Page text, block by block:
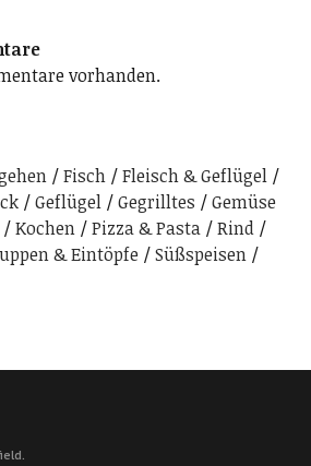
vorhanden.
Fisch
Fleisch & Geflügel
Geflügel Gegrilltes
Gemüse
Kochen Pizza & Pasta
Rind
& Eintöpfe
Süßspeisen